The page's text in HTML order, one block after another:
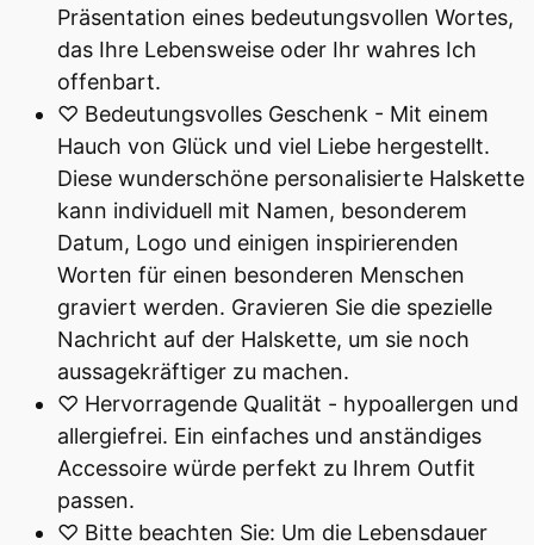
Präsentation eines bedeutungsvollen Wortes,
das Ihre Lebensweise oder Ihr wahres Ich
offenbart.
♡ Bedeutungsvolles Geschenk - Mit einem
Hauch von Glück und viel Liebe hergestellt.
Diese wunderschöne personalisierte Halskette
kann individuell mit Namen, besonderem
Datum, Logo und einigen inspirierenden
Worten für einen besonderen Menschen
graviert werden. Gravieren Sie die spezielle
Nachricht auf der Halskette, um sie noch
aussagekräftiger zu machen.
♡ Hervorragende Qualität - hypoallergen und
allergiefrei. Ein einfaches und anständiges
Accessoire würde perfekt zu Ihrem Outfit
passen.
♡ Bitte beachten Sie: Um die Lebensdauer